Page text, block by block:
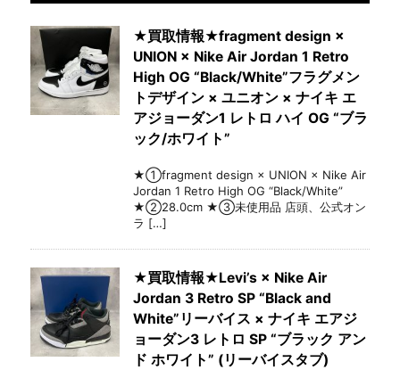
★買取情報★fragment design ×
UNION × Nike Air Jordan 1 Retro
High OG “Black/White”フラグメン
トデザイン × ユニオン × ナイキ エ
アジョーダン1 レトロ ハイ OG “ブラ
ック/ホワイト”
★①fragment design × UNION × Nike Air
Jordan 1 Retro High OG “Black/White”
★②28.0cm ★③未使用品 店頭、公式オン
ラ […]
★買取情報★Levi’s × Nike Air
Jordan 3 Retro SP “Black and
White”リーバイス × ナイキ エアジ
ョーダン3 レトロ SP “ブラック アン
ド ホワイト” (リーバイスタブ)